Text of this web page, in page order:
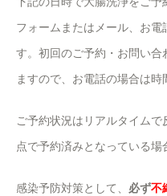
フォームまたはメール、お電
す。初回のご予約・お問い合
ますので、お電話の場合は時
ご予約状況はリアルタイム
点で予約済みとなっている場
感染予防対策として、 必ず不